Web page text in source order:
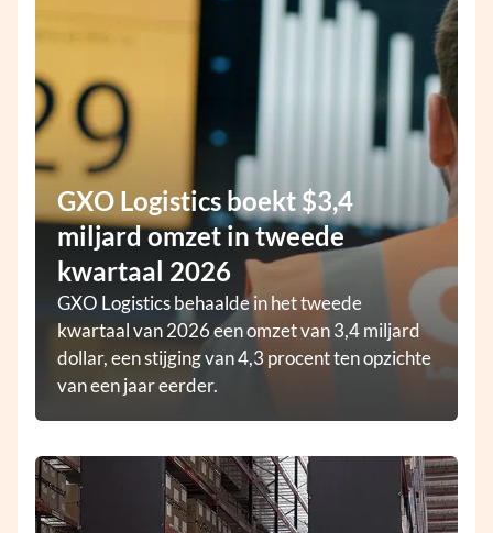
GXO Logistics boekt $3,4
miljard omzet in tweede
kwartaal 2026
GXO Logistics behaalde in het tweede
kwartaal van 2026 een omzet van 3,4 miljard
dollar, een stijging van 4,3 procent ten opzichte
van een jaar eerder.